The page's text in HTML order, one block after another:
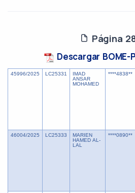
Página
Descargar BOME-
45996/2025 LC25331
IMAD
ANSAR
MOHAMED
****4838**
46004/2025 LC25333
MARIEN
HAMED AL-
LAL
****0890**